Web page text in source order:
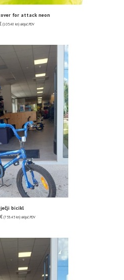
for attack neon
(105.48 kn) uključ. PDV
bicikl
€ (753.45 kn) uključ. PDV